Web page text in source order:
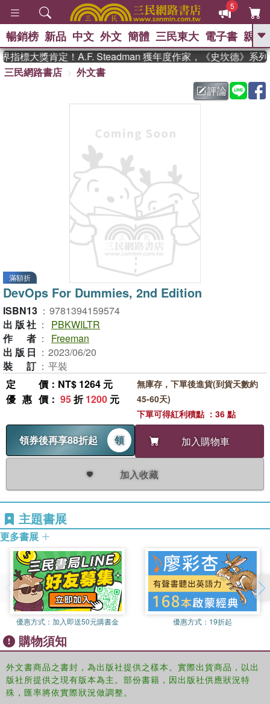
5
GO
父親節 、 如果歷
暑期推薦 、 國際布克
偉大的迷走神經
暢銷榜 新品 中文 外文 簡體 三民東大 電子書 親子
標大獎肯定！A.F. Steadman 獲年度作家，《史坎德》系列
三民網路書店
外文書
評論
滿額折
DevOps For Dummies, 2nd Edition
ISBN13 ： 9781394159574
出版社 ：
PBKWILTR
作者 ：
Freeman
出版日 ： 2023/06/20
裝訂 ： 平裝
定價 ：NT$ 1264 元
優惠價 ： 95折1200 元
領券後再享88折起 領 加入購物車
加入收藏
無庫存，下單後進貨(到貨天數約
45-60天)
下單可得紅利積點 ：36 點
主題書展
更多書展
優惠方式： 加入即送50元購書金 優惠方式： 19折起
購物須知
外文書商品之書封，為出版社提供之樣本。實際出貨商品，以出
版社所提供之現有版本為主。部份書籍，因出版社供應狀況特
殊，匯率將依實際狀況做調整。